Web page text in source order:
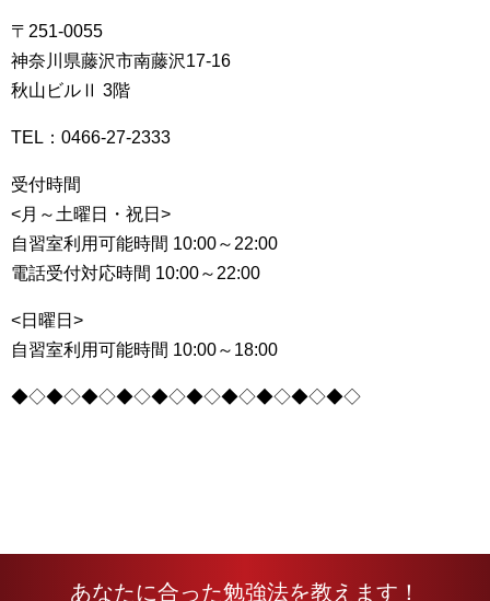
〒251-0055
神奈川県藤沢市南藤沢17-16
秋山ビルⅡ 3階
TEL： 0466-27-2333
受付時間
<月～土曜日・祝日>
自習室利用可能時間 10:00～22:00
電話受付対応時間 10:00～22:00
<日曜日>
自習室利用可能時間 10:00～18:00
◆◇◆◇◆◇◆◇◆◇◆◇◆◇◆◇◆◇◆◇
あなたに合った勉強法を教えます！